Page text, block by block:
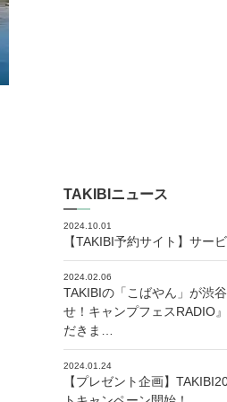
TAKIBIニュース
2024.10.01
【TAKIBI予約サイト】サー
2024.02.06
TAKIBIの「こばやん」が渋
せ！キャンプフェスRADIO
だきま…
2024.01.24
【プレゼント企画】